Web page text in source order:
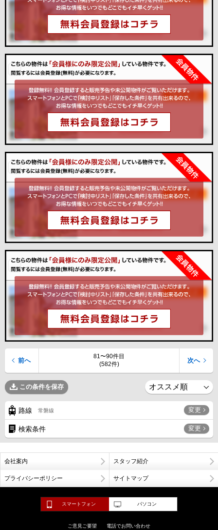
81〜90件目
(582件)
前へ 次へ
この条件を保存
路線 常磐線 変更
検索条件 変更
会社案内 スタッフ紹介
プライバシーポリシー サイトマップ
スマートフォン パソコン
ご意見ご要望 電話でお問い合わせ